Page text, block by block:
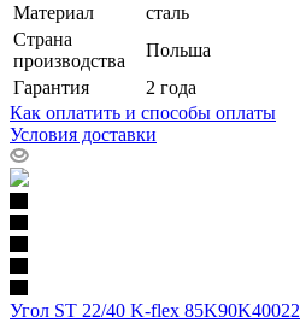
Материал
сталь
Страна
производства
Польша
Гарантия
2 года
Как оплатить и способы оплаты
Условия доставки
Угол ST 22/40 K-flex 85K90K40022